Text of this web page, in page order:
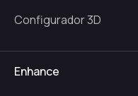
Configurador 3D
Enhance